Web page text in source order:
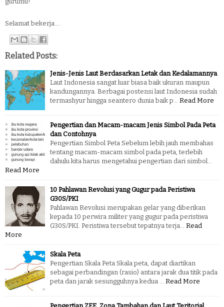
Selamat bekerja....
Related Posts:
Jenis-Jenis Laut Berdasarkan Letak dan Kedalamannya
Laut Indonesia sangat luar biasa baik ukuran maupun
kandungannya. Berbagai postensi laut Indonesia sudah
termashyur hingga seantero dunia baik p… Read More
Pengertian dan Macam-macam Jenis Simbol Pada Peta
dan Contohnya
Pengertian Simbol Peta Sebelum lebih jauh membahas
tentang macam-macam simbol pada peta, terlebih
dahulu kita harus mengetahui pengertian dari simbol…
Read More
10 Pahlawan Revolusi yang Gugur pada Peristiwa
G30S/PKI
Pahlawan Revolusi merupakan gelar yang diberikan
kepada 10 perwira militer yang gugur pada peristiwa
G30S/PKI. Peristiwa tersebut tepatnya terja… Read
More
Skala Peta
Pengertian Skala Peta Skala peta, dapat diartikan
sebagai perbandingan (rasio) antara jarak dua titik pada
peta dan jarak sesungguhnya kedua … Read More